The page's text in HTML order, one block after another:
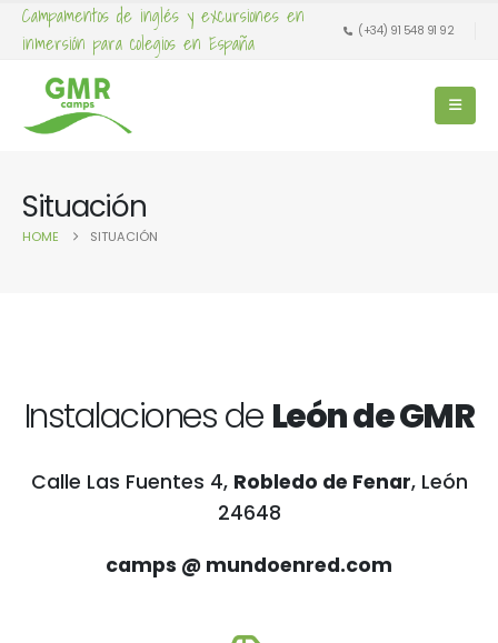
Campamentos de inglés y excursiones en
inmersión para colegios en España
(+34) 91 548 91 92
Situación
HOME SITUACIÓN
Instalaciones de León de GMR
Calle Las Fuentes 4, Robledo de Fenar, León
24648
camps @ mundoenred.com